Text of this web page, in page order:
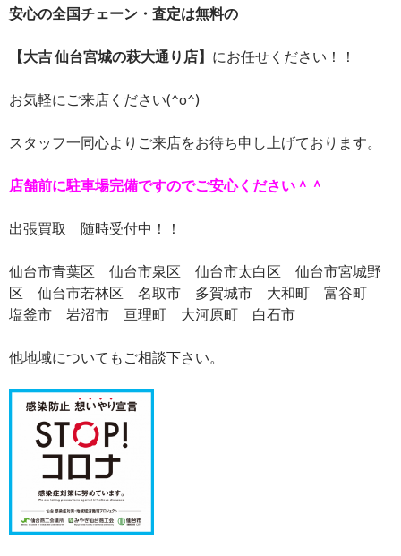
安心の全国チェーン・査定は無料の
【大吉 仙台宮城の萩大通り店】 にお任せください！！
お気軽にご来店ください(^o^)
スタッフ一同心よりご来店をお待ち申し上げております。
店舗前に駐車場完備ですのでご安心ください＾＾
出張買取 随時受付中！！
仙台市青葉区 仙台市泉区 仙台市太白区 仙台市宮城野
区 仙台市若林区 名取市 多賀城市 大和町 富谷町
塩釜市 岩沼市 亘理町 大河原町 白石市
他地域についてもご相談下さい。